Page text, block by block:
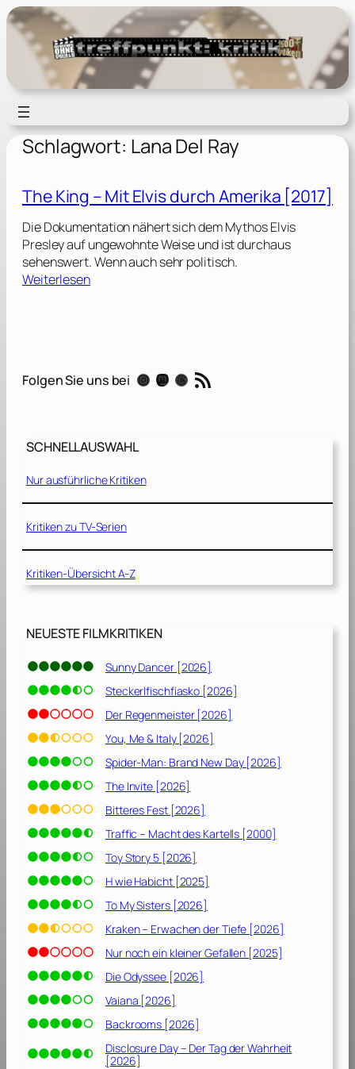
Zum
Inhalt
springen
Schlagwort: Lana Del Ray
The King – Mit Elvis durch Amerika [2017]
Die Dokumentation nähert sich dem Mythos Elvis
Presley auf ungewohnte Weise und ist durchaus
sehenswert. Wenn auch sehr politisch.
Weiterlesen:
n
i
E
l
v
d
u
c
A
e
r
i
a
[
2
0
1
7
]
Folgen Sie uns bei Instagram Mastodon Threads RSS-Feed
SCHNELLAUSWAHL
Nur ausführliche Kritiken
Kritiken zu TV-Serien
Kritiken-Übersicht A-Z
NEUESTE FILMKRITIKEN
Sunny Dancer [2026]
Steckerlfischfiasko [2026]
Der Regenmeister [2026]
You, Me & Italy [2026]
Spider-Man: Brand New Day [2026]
The Invite [2026]
Bitteres Fest [2026]
Traffic – Macht des Kartells [2000]
Toy Story 5 [2026]
H wie Habicht [2025]
To My Sisters [2026]
Kraken – Erwachen der Tiefe [2026]
Nur noch ein kleiner Gefallen [2025]
Die Odyssee [2026]
Vaiana [2026]
Backrooms [2026]
Disclosure Day – Der Tag der Wahrheit
[2026]